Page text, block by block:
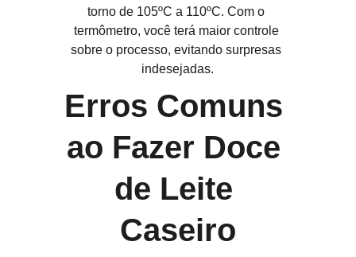
torno de 105ºC a 110ºC. Com o
termômetro, você terá maior controle
sobre o processo, evitando surpresas
indesejadas.
Erros Comuns
ao Fazer Doce
de Leite
Caseiro